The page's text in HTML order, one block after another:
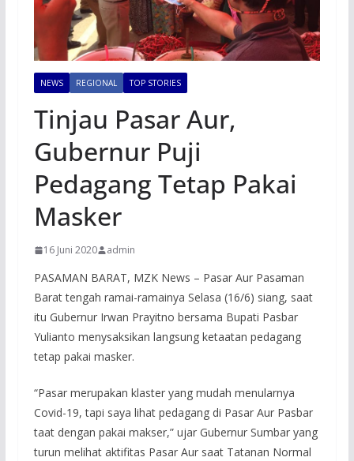
NEWS REGIONAL TOP STORIES
Tinjau Pasar Aur,
Gubernur Puji
Pedagang Tetap Pakai
Masker
16 Juni 2020 admin
PASAMAN BARAT, MZK News – Pasar Aur Pasaman
Barat tengah ramai-ramainya Selasa (16/6) siang, saat
itu Gubernur Irwan Prayitno bersama Bupati Pasbar
Yulianto menysaksikan langsung ketaatan pedagang
tetap pakai masker.
“Pasar merupakan klaster yang mudah menularnya
Covid-19, tapi saya lihat pedagang di Pasar Aur Pasbar
taat dengan pakai makser,” ujar Gubernur Sumbar yang
turun melihat aktifitas Pasar Aur saat Tatanan Normal